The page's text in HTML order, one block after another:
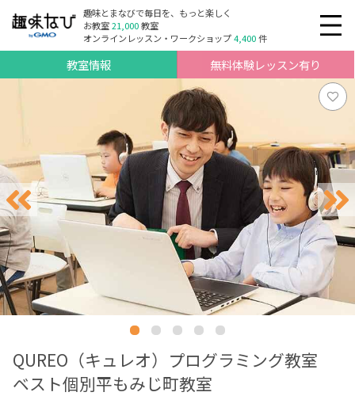
趣味とまなびで毎日を、もっと楽しく
お教室21,000教室
オンラインレッスン・ワークショップ4,400件
教室情報 無料体験レッスン有り
QUREO（キュレオ）プログラミング教室
ベスト個別平もみじ町教室